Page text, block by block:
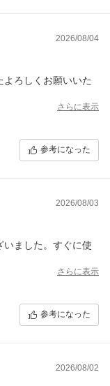
2026/08/04
ろしくお願いいた
さらに表示
参考になった
2026/08/03
ました。すぐに使
さらに表示
参考になった
2026/08/02